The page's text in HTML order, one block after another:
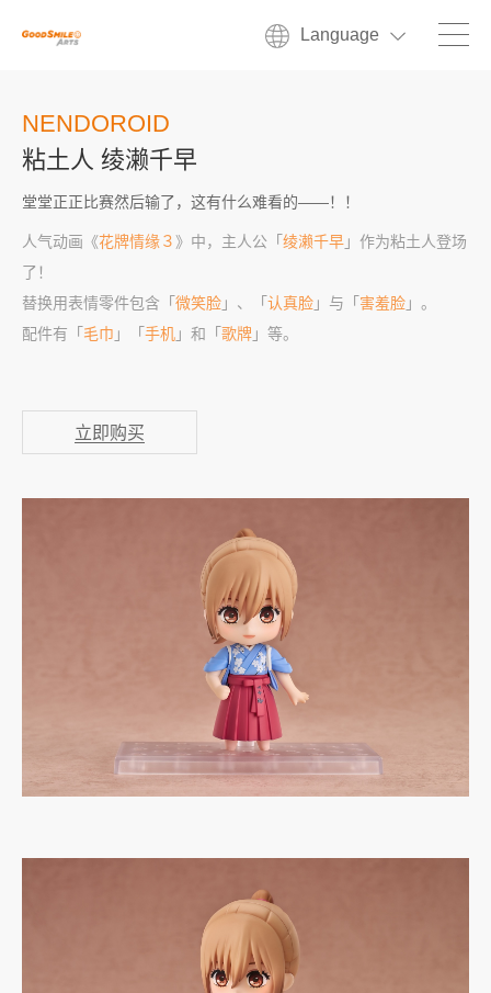
Language
NENDOROID
粘土人 绫濑千早
堂堂正正比赛然后输了，这有什么难看的——！！
人气动画《花牌情缘３》中，主人公「 绫濑千早 」作为粘土人登场
了！
替换用表情零件包含「 微笑脸 」、「 认真脸 」与「 害羞脸 」。
配件有「 毛巾 」「 手机 」和「 歌牌 」等。
立即购买